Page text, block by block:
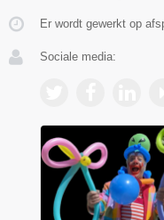
Er wordt gewerkt op
Sociale media: